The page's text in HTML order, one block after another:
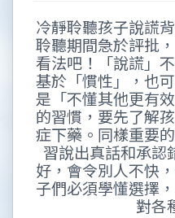
冷靜聆聽孩子說謊
聆聽期間急於評批
看法吧！「說謊」
基於「慣性」，也
是「不懂其他更有
的習慣，要先了解
症下藥。同樣重要
習說出真話和承認
好，會令別人不快
子們必須學懂選擇
對各